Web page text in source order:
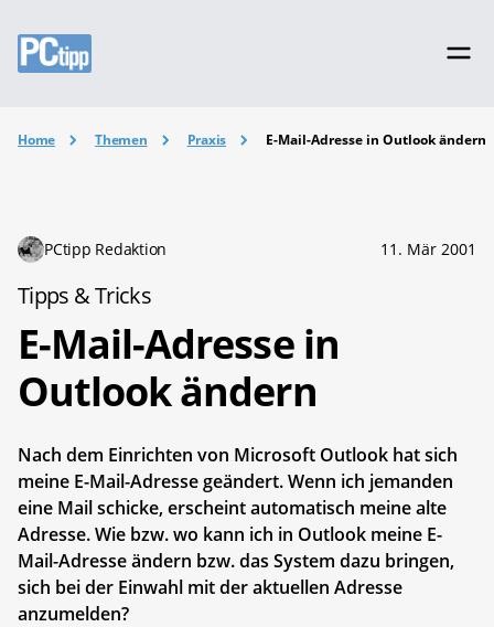
Home Themen Praxis E-Mail-Adresse in Outlook ändern
PCtipp Redaktion 11. Mär 2001
Tipps & Tricks
E-Mail-Adresse in
Outlook ändern
Nach dem Einrichten von Microsoft Outlook hat sich
meine E-Mail-Adresse geändert. Wenn ich jemanden
eine Mail schicke, erscheint automatisch meine alte
Adresse. Wie bzw. wo kann ich in Outlook meine E-
Mail-Adresse ändern bzw. das System dazu bringen,
sich bei der Einwahl mit der aktuellen Adresse
anzumelden?